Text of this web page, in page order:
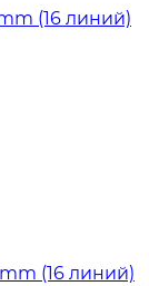
(16 линий)
(16 линий)